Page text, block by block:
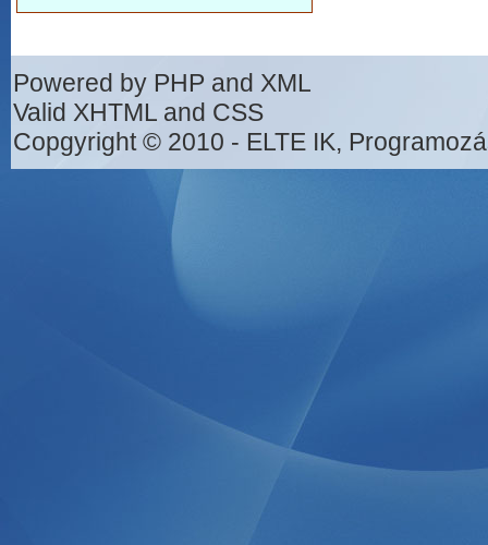
Powered by PHP and XML
Valid XHTML and CSS
Copgyright © 2010 - ELTE IK,